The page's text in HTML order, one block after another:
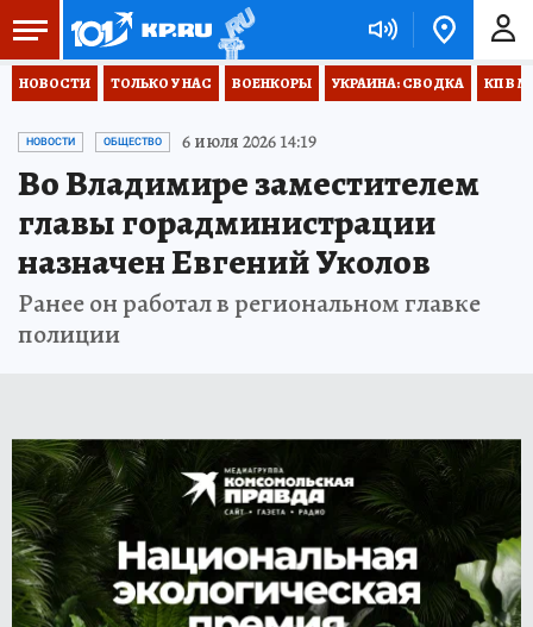
НОВОСТИ ТОЛЬКО У НАС ВОЕНКОРЫ УКРАИНА: СВОДКА КП В
НОВОСТИ ОБЩЕСТВО 6 июля 2026 14:19
Во Владимире заместителем
главы горадминистрации
назначен Евгений Уколов
Ранее он работал в региональном главке
полиции